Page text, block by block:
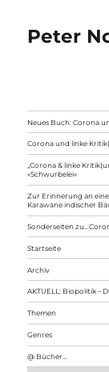
Peter
Neues Buch: Corona
Corona und linke
„Corona & linke
»Schwurbelei«
Zur Erinnerung an
Karawane indischer
Sonderseiten
Startseite
Archiv
AKTUELL: Biopolitik –
Themen
Genres
@ Bücher…